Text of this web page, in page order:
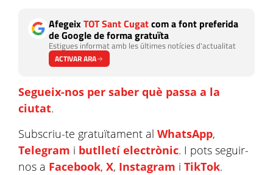
AfegeixTOT Sant Cugatcom a font preferida
de Google de forma gratuïta
Estigues informat amb les últimes notícies d'actualitat
ACTIVAR ARA
Segueix-nos per saber què passa a la
ciutat.
Subscriu-te gratuïtament al WhatsApp,
Telegram i butlletí electrònic. I pots seguir-
nos a Facebook, X, Instagram i TikTok.